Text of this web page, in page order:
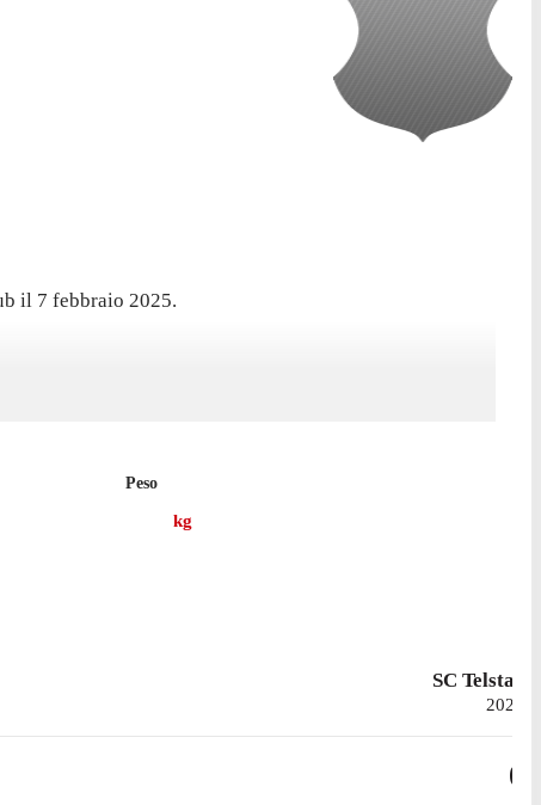
il 7 febbraio 2025.
alcuna presenza in campionato.
Peso
kg
SC Telstar
2025
0